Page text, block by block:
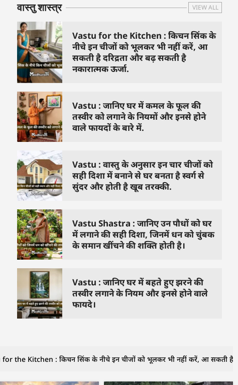
वास्तु शास्त्र VIEW ALL
Vastu for the Kitchen : किचन सिंक के
नीचे इन चीजों को भूलकर भी नहीं करें, आ
सकती है दरिद्रता और बढ़ सकती है
नकारात्मक ऊर्जा.
Vastu : जानिए घर में कमल के फूल की
तस्वीर को लगाने के नियमों और इनसे होने
वाले फायदों के बारे में.
Vastu : वास्तु के अनुसार इन चार चीजों को
सही दिशा में बनाने से घर बनता है स्वर्ग से
सुंदर और होती है खूब तरक्की.
Vastu Shastra : जानिए उन पौधों को घर
में लगाने की सही दिशा, जिनमें धन को चुंबक
के समान खींचने की शक्ति होती है।
Vastu : जानिए घर में बहते हुए झरने की
तस्वीर लगाने के नियम और इनसे होने वाले
फायदे।
the Kitchen : किचन सिंक के नीचे इन चीजों को भूलकर भी नहीं करें, आ सकती है